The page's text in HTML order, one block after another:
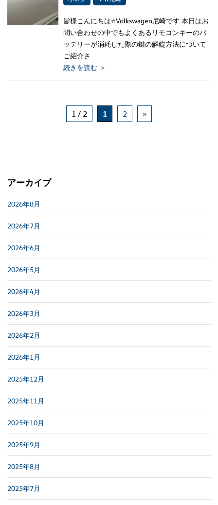
皆様こんにちは⭐Volkswagen尼崎です 本日はお
問い合わせの中でもよくあるリモコンキーのバ
ッテリーが消耗した際の鍵の解錠方法について
ご紹介さ
続きを読む ＞
1 / 2 1 2 »
アーカイブ
2026年8月
2026年7月
2026年6月
2026年5月
2026年4月
2026年3月
2026年2月
2026年1月
2025年12月
2025年11月
2025年10月
2025年9月
2025年8月
2025年7月